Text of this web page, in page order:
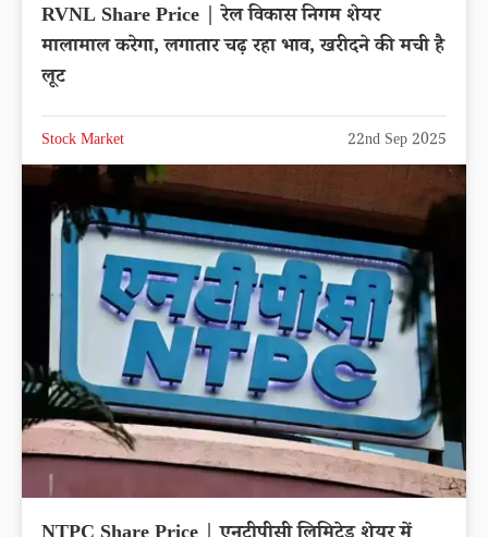
RVNL Share Price | रेल विकास निगम शेयर
मालामाल करेगा, लगातार चढ़ रहा भाव, खरीदने की मची है
लूट
Stock Market 22nd Sep 2025